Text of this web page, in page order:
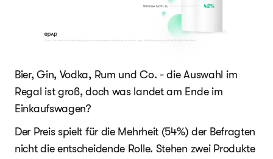
Bier, Gin, Vodka, Rum und Co. - die Auswahl im
Regal ist groß, doch was landet am Ende im
Einkaufswagen?
Der Preis spielt für die Mehrheit (54%) der Befragten
nicht die entscheidende Rolle. Stehen zwei Produkte